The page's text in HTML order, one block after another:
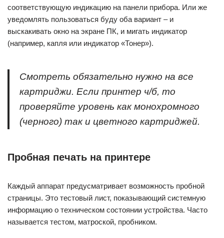
соответствующую индикацию на панели прибора. Или же
уведомлять пользоваться буду оба вариант – и
выскакивать окно на экране ПК, и мигать индикатор
(например, капля или индикатор «Тонер»).
Смотреть обязательно нужно на все
картриджи. Если принтер ч/б, то
проверяйте уровень как монохромного
(черного) так и цветного картриджей.
Пробная печать на принтере
Каждый аппарат предусматривает возможность пробной
страницы. Это тестовый лист, показывающий системную
информацию о техническом состоянии устройства. Часто
называется тестом, матроской, пробником.